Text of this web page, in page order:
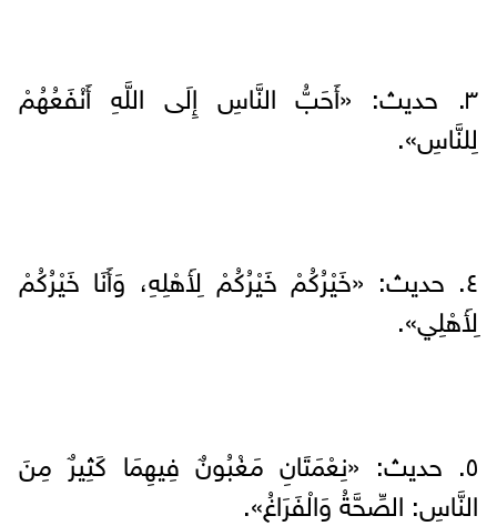
٣. حديث: «أَحَبُّ النَّاسِ إِلَى اللَّهِ أَنْفَعُهُمْ
لِلنَّاسِ».
٤. حديث: «خَيْرُكُمْ خَيْرُكُمْ لِأَهْلِهِ، وَأَنَا خَيْرُكُمْ
لِأَهْلِي».
٥. حديث: «نِعْمَتَانِ مَغْبُونٌ فِيهِمَا كَثِيرٌ مِنَ
النَّاسِ: الصِّحَّةُ وَالْفَرَاغُ».